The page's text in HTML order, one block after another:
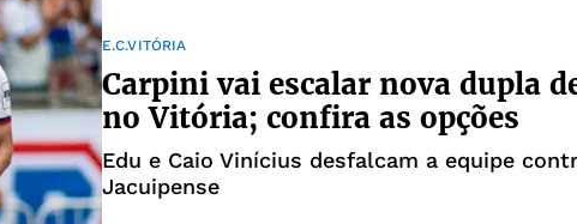
E.C.VITÓRIA
Carpini vai escalar nova dupla
no Vitória; confira as opções
Edu e Caio Vinícius desfalcam a equipe
Jacuipense